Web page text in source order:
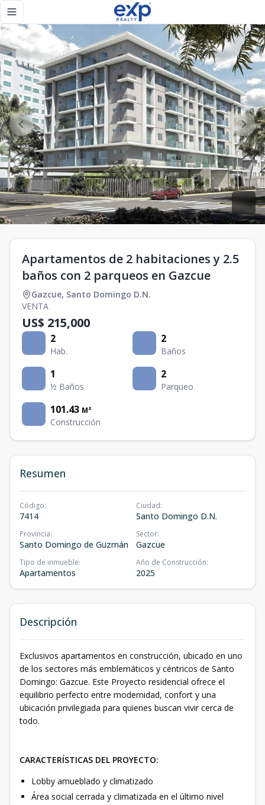
Toggle navigation menu
Apartamentos de 2 habitaciones y 2.5
baños con 2 parqueos en Gazcue
Gazcue, Santo Domingo D.N.
VENTA
US$ 215,000
2
Hab.
2
Baños
1
½ Baños
2
Parqueo
101.43 M²
Construcción
Resumen
Código:
7414
Ciudad:
Santo Domingo D.N.
Provincia:
Santo Domingo de Guzmán
Sector:
Gazcue
Tipo de inmueble:
Apartamentos
Año de Construcción:
2025
Descripción
Exclusivos apartamentos en construcción, ubicado en uno
de los sectores más emblemáticos y céntricos de Santo
Domingo: Gazcue. Este Proyecto residencial ofrece el
equilibrio perfecto entre modernidad, confort y una
ubicación privilegiada para quienes buscan vivir cerca de
todo.
CARACTERÍSTICAS DEL PROYECTO:
Lobby amueblado y climatizado
Área social cerrada y climatizada en el último nivel
Apartamentos de 2 habitaciones y 2.5 baños con 2